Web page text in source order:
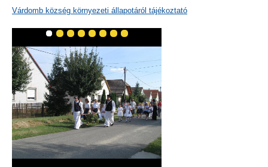
Várdomb község környezeti állapotáról tájékoztató